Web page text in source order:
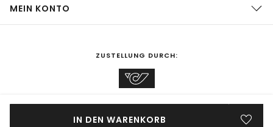
IN DEN WARENKORB
MEIN KONTO
ZUSTELLUNG DURCH: